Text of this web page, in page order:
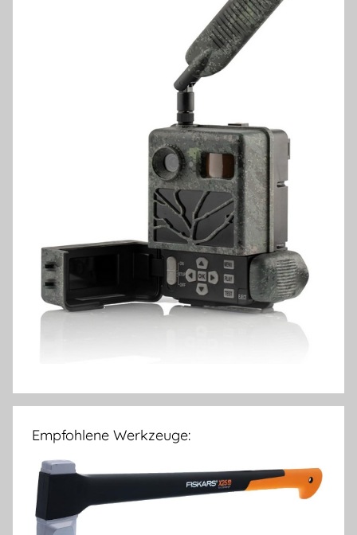
Empfohlene Werkzeuge: